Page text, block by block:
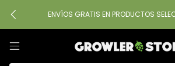
ENVÍOS GRATIS EN PRODUCTOS